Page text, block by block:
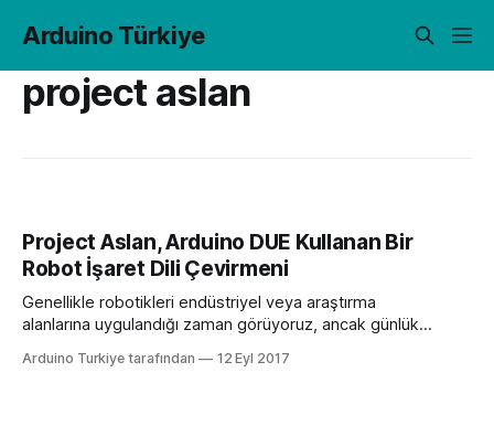
Arduino Türkiye
project aslan
Project Aslan, Arduino DUE Kullanan Bir
Robot İşaret Dili Çevirmeni
Genellikle robotikleri endüstriyel veya araştırma
alanlarına uygulandığı zaman görüyoruz, ancak günlük
görme engelli insanlar için kişisel rehber görevi gören
Arduino Turkiye tarafından 12 Eyl 2017